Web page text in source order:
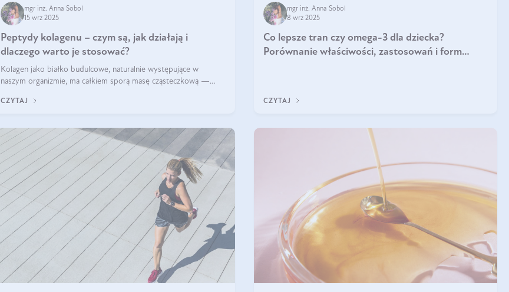
mgr inż. Anna Sobol
15 wrz 2025
Peptydy kolagenu – czym są, jak działają i
dlaczego warto je stosować?
Kolagen jako białko budulcowe, naturalnie występujące w
naszym organizmie, ma całkiem sporą masę cząsteczkową —
formie, byłby trudno strawialny. Aby był lepiej przyswajalny i
CZYTAJ
mgr inż. Anna Sobol
8 wrz 2025
Co lepsze tran czy omega-3 dla dziecka?
Porównanie właściwości, zastosowań i form
CZYTAJ